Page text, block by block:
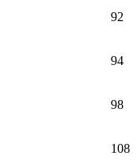
92
94
98
108